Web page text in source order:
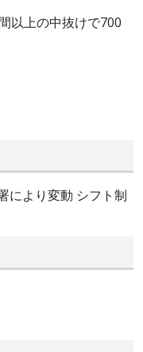
以上の中抜けで700
により変動 シフト制